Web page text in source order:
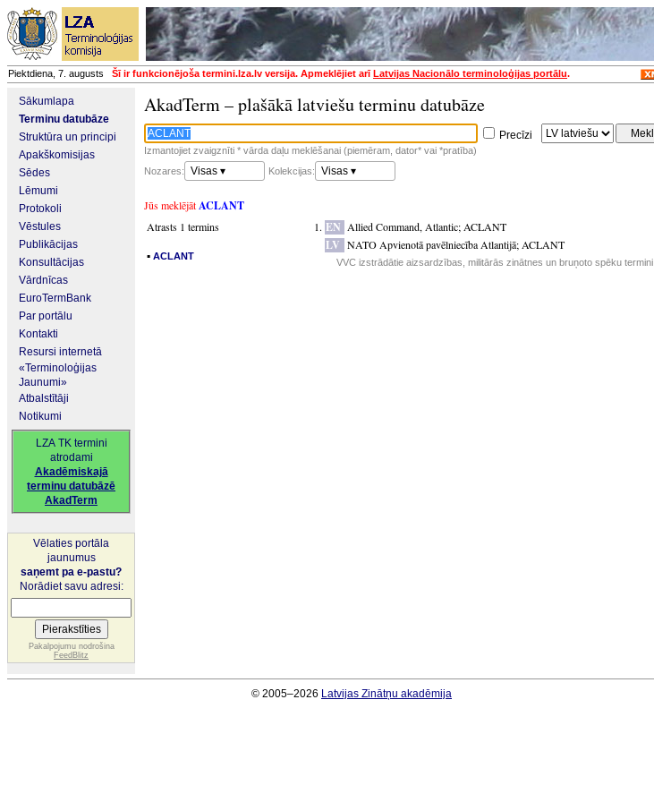
Piektdiena, 7. augusts Šī ir funkcionējoša termini.lza.lv versija. Apmeklējiet arīLatvijas Nacionālo terminoloģijas portālu.
Sākumlapa
Terminu datubāze
Struktūra un principi
Apakškomisijas
Sēdes
Lēmumi
Protokoli
Vēstules
Publikācijas
Konsultācijas
Vārdnīcas
EuroTermBank
Par portālu
Kontakti
Resursi internetā
«Terminoloģijas
Jaunumi»
Atbalstītāji
Notikumi
LZA TK termini
atrodami
Akadēmiskajā
terminu datubāzē
AkadTerm
Vēlaties portāla
jaunumus
saņemt pa e-pastu?
Norādiet savu adresi:
Pakalpojumu nodrošina
FeedBlitz
AkadTerm – plašākā latviešu terminu datubāze
Precīzi
Izmantojiet zvaigznīti * vārda daļu meklēšanai (piemēram, dator* vai *pratība)
Nozares:
Visas ▾ Kolekcijas: Visas ▾
Jūs meklējātACLANT
Atrasts 1 termins
▪ ACLANT
EN Allied Command, Atlantic; ACLANT
LV NATO Apvienotā pavēlniecība Atlantijā; ACLANT
VVC izstrādātie aizsardzības, militārās zinātnes un bruņoto spēku termini
© 2005–2026 Latvijas Zinātņu akadēmija